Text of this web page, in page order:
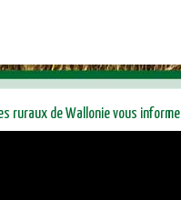
ruraux de Wallonie vous informe